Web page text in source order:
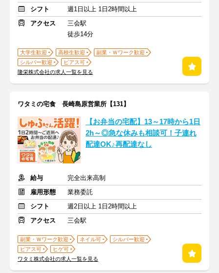
シフト
週1日以上 1日2時間以上
アクセス
三会駅
徒歩14分
大学生歓迎 高校生歓迎
副業・Ｗワーク歓迎
シルバー歓迎
ピアス可
隆栄株式会社の求人一覧を見る
ワタミの宅食 長崎島原営業所【131】
【お弁当の宅配】13～17時から1日
2h～◎急な休みも相談可！子連れ
配達OK♪再配達なし
給与
完全出来高制
雇用形態
業務委託
シフト
週2日以上 1日2時間以上
アクセス
三会駅
副業・Ｗワーク歓迎 ネイル可
シルバー歓迎
ピアス可
ヒゲ可
ワタミ株式会社の求人一覧を見る